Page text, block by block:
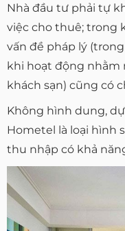
Nhà đầu tư phải tự
việc cho thuê; trong
vấn đề pháp lý
khi hoạt động nhằm
khách sạn) cũng có
Không hình dung,
Hometel là loại hình
thu nhập có khả